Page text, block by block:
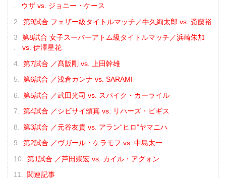
ウザ vs. ジョニー・ケース
第9試合 フェザー級タイトルマッチ／牛久絢太郎 vs. 斎藤裕
第8試合 女子スーパーアトム級タイトルマッチ／浜崎朱加
vs. 伊澤星花
第7試合 ／髙阪剛 vs. 上田幹雄
第6試合 ／浅倉カンナ vs. SARAMI
第5試合 ／武田光司 vs. スパイク・カーライル
第4試合 ／シビサイ頌真 vs. リハーズ・ビギス
第3試合 ／元谷友貴 vs. アラン“ヒロ”ヤマニハ
第2試合 ／ヴガール・ケラモフ vs. 中島太一
第1試合 ／芦田崇宏 vs. カイル・アグォン
関連記事